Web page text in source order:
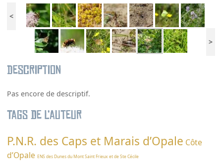
<
>
Description
Pas encore de descriptif.
Tags de l’auteur
P.N.R. des Caps et Marais d’Opale Côte
d’Opale ENS des Dunes du Mont Saint Frieux et de Ste Cécile